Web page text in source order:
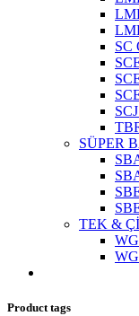
SC
SÜPER
TEK &
Product tags